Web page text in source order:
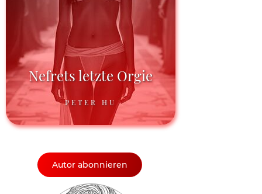
Nefrets letzte Orgie
PETER HU
Autor abonnieren